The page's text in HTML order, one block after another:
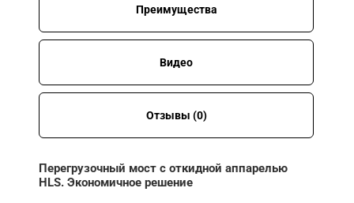
Преимущества
Видео
Отзывы (0)
Перегрузочный мост с откидной аппарелью
HLS. Экономичное решение